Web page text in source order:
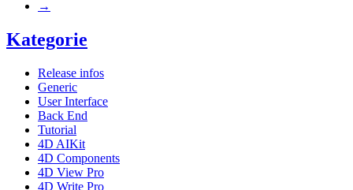
→
Kategorie
Release infos
Generic
User Interface
Back End
Tutorial
4D AIKit
4D Components
4D View Pro
4D Write Pro